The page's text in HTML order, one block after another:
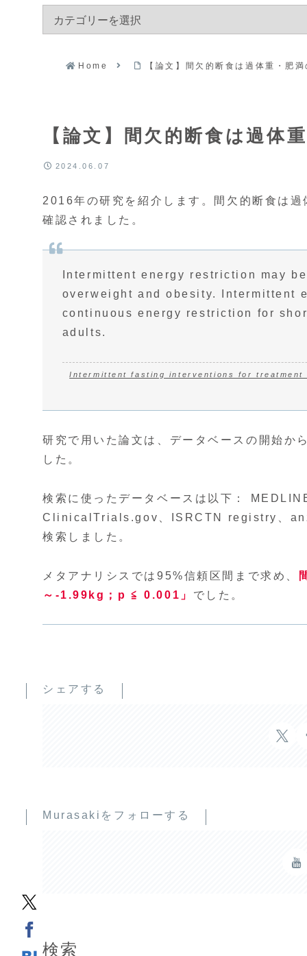
Home 【論文】間欠的断食は過体重・肥
【論文】間欠的断食は過体
2024.06.07
2016年の研究を紹介します。間欠的断食は
確認されました。
Intermittent energy restriction may
overweight and obesity. Intermittent
continuous energy restriction for
adults.
Intermittent fasting interventions for
研究で用いた論文は、データベースの開始
した。
検索に使ったデータベースは以下：
ClinicalTrials.gov、ISRCTN registry、
検索しました。
メタアナリシスでは95%信頼区間まで求め、
～-1.99kg；p ≦ 0.001」 でした。
シェアする
Murasakiをフォローする
検索